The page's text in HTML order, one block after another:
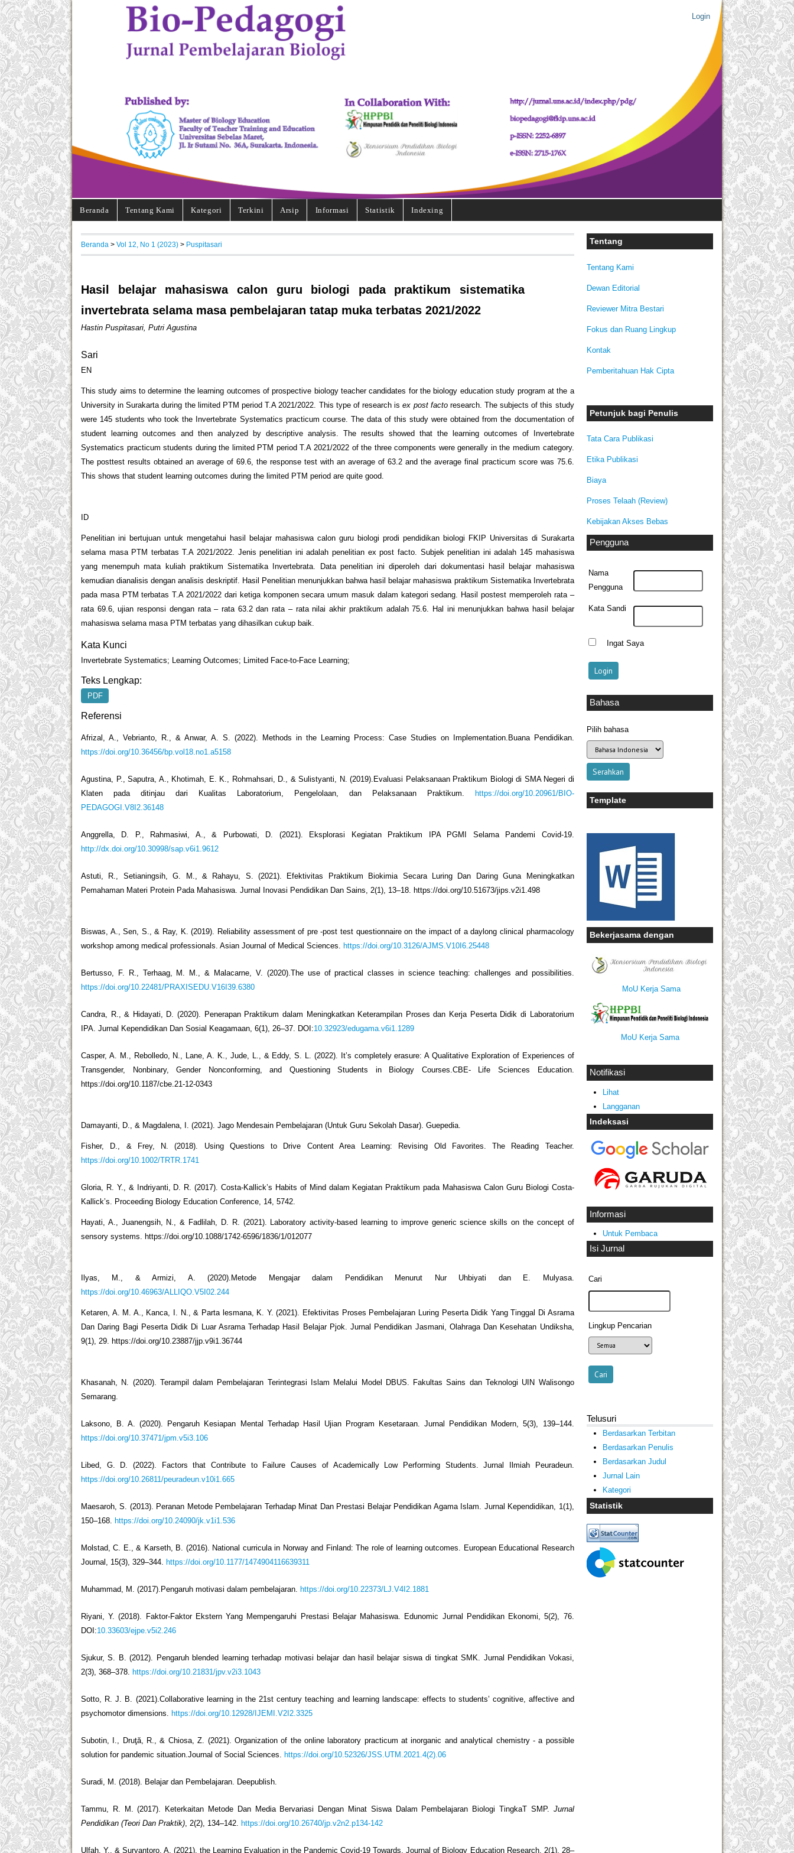
Login
Beranda Tentang Kami Kategori Terkini Arsip Informasi Statistik Indexing
Tentang
Tentang Kami
Dewan Editorial
Reviewer Mitra Bestari
Fokus dan Ruang Lingkup
Kontak
Pemberitahuan Hak Cipta
Petunjuk bagi Penulis
Tata Cara Publikasi
Etika Publikasi
Biaya
Proses Telaah (Review)
Kebijakan Akses Bebas
Pengguna
Nama
Pengguna
Kata Sandi
Ingat Saya
Bahasa
Pilih bahasa
Template
Bekerjasama dengan
MoU Kerja Sama
MoU Kerja Sama
Notifikasi
Lihat
Langganan
Indeksasi
Informasi
Untuk Pembaca
Isi Jurnal
Cari
Lingkup Pencarian
Telusuri
Berdasarkan Terbitan
Berdasarkan Penulis
Berdasarkan Judul
Jurnal Lain
Kategori
Statistik
Beranda > Vol 12, No 1 (2023) > Puspitasari
Hasil belajar mahasiswa calon guru biologi pada praktikum sistematika
invertebrata selama masa pembelajaran tatap muka terbatas 2021/2022
Hastin Puspitasari, Putri Agustina
Sari
EN
This study aims to determine the learning outcomes of prospective biology teacher candidates for the biology education study program at the a
University in Surakarta during the limited PTM period T.A 2021/2022. This type of research isex post factoresearch. The subjects of this study
were 145 students who took the Invertebrate Systematics practicum course. The data of this study were obtained from the documentation of
student learning outcomes and then analyzed by descriptive analysis. The results showed that the learning outcomes of Invertebrate
Systematics practicum students during the limited PTM period T.A 2021/2022 of the three components were generally in the medium category.
The posttest results obtained an average of 69.6, the response test with an average of 63.2 and the average final practicum score was 75.6.
This shows that student learning outcomes during the limited PTM period are quite good.
ID
Penelitian ini bertujuan untuk mengetahui hasil belajar mahasiswa calon guru biologi prodi pendidikan biologi FKIP Universitas di Surakarta
selama masa PTM terbatas T.A 2021/2022. Jenis penelitian ini adalah penelitian ex post facto. Subjek penelitian ini adalah 145 mahasiswa
yang menempuh mata kuliah praktikum Sistematika Invertebrata. Data penelitian ini diperoleh dari dokumentasi hasil belajar mahasiswa
kemudian dianalisis dengan analisis deskriptif. Hasil Penelitian menunjukkan bahwa hasil belajar mahasiswa praktikum Sistematika Invertebrata
pada masa PTM terbatas T.A 2021/2022 dari ketiga komponen secara umum masuk dalam kategori sedang. Hasil postest memperoleh rata –
rata 69.6, ujian responsi dengan rata – rata 63.2 dan rata – rata nilai akhir praktikum adalah 75.6. Hal ini menunjukkan bahwa hasil belajar
mahasiswa selama masa PTM terbatas yang dihasilkan cukup baik.
Kata Kunci
Invertebrate Systematics; Learning Outcomes; Limited Face-to-Face Learning;
Teks Lengkap:
PDF
Referensi
Afrizal, A., Vebrianto, R., & Anwar, A. S. (2022). Methods in the Learning Process: Case Studies on Implementation.Buana Pendidikan.
https://doi.org/10.36456/bp.vol18.no1.a5158
Agustina, P., Saputra, A., Khotimah, E. K., Rohmahsari, D., & Sulistyanti, N. (2019).Evaluasi Pelaksanaan Praktikum Biologi di SMA Negeri di
Klaten pada ditinjau dari Kualitas Laboratorium, Pengelolaan, dan Pelaksanaan Praktikum.
https://doi.org/10.20961/BIO-
PEDAGOGI.V8I2.36148
Anggrella, D. P., Rahmasiwi, A., & Purbowati, D. (2021). Eksplorasi Kegiatan Praktikum IPA PGMI Selama Pandemi Covid-19.
http://dx.doi.org/10.30998/sap.v6i1.9612
Astuti, R., Setianingsih, G. M., & Rahayu, S. (2021). Efektivitas Praktikum Biokimia Secara Luring Dan Daring Guna Meningkatkan
Pemahaman Materi Protein Pada Mahasiswa. Jurnal Inovasi Pendidikan Dan Sains, 2(1), 13–18. https://doi.org/10.51673/jips.v2i1.498
Biswas, A., Sen, S., & Ray, K. (2019). Reliability assessment of pre -post test questionnaire on the impact of a daylong clinical pharmacology
workshop among medical professionals. Asian Journal of Medical Sciences. https://doi.org/10.3126/AJMS.V10I6.25448
Bertusso, F. R., Terhaag, M. M., & Malacarne, V. (2020).The use of practical classes in science teaching: challenges and possibilities.
https://doi.org/10.22481/PRAXISEDU.V16I39.6380
Candra, R., & Hidayati, D. (2020). Penerapan Praktikum dalam Meningkatkan Keterampilan Proses dan Kerja Peserta Didik di Laboratorium
IPA. Jurnal Kependidikan Dan Sosial Keagamaan, 6(1), 26–37. DOI:10.32923/edugama.v6i1.1289
Casper, A. M., Rebolledo, N., Lane, A. K., Jude, L., & Eddy, S. L. (2022). It’s completely erasure: A Qualitative Exploration of Experiences of
Transgender, Nonbinary, Gender Nonconforming, and Questioning Students in Biology Courses.CBE- Life Sciences Education.
https://doi.org/10.1187/cbe.21-12-0343
Damayanti, D., & Magdalena, I. (2021). Jago Mendesain Pembelajaran (Untuk Guru Sekolah Dasar). Guepedia.
Fisher, D., & Frey, N. (2018). Using Questions to Drive Content Area Learning: Revising Old Favorites. The Reading Teacher.
https://doi.org/10.1002/TRTR.1741
Gloria, R. Y., & Indriyanti, D. R. (2017). Costa-Kallick’s Habits of Mind dalam Kegiatan Praktikum pada Mahasiswa Calon Guru Biologi Costa-
Kallick’s. Proceeding Biology Education Conference, 14, 5742.
Hayati, A., Juanengsih, N., & Fadlilah, D. R. (2021). Laboratory activity-based learning to improve generic science skills on the concept of
sensory systems. https://doi.org/10.1088/1742-6596/1836/1/012077
Ilyas, M., & Armizi, A. (2020).Metode Mengajar dalam Pendidikan Menurut Nur Uhbiyati dan E. Mulyasa.
https://doi.org/10.46963/ALLIQO.V5I02.244
Ketaren, A. M. A., Kanca, I. N., & Parta lesmana, K. Y. (2021). Efektivitas Proses Pembelajaran Luring Peserta Didik Yang Tinggal Di Asrama
Dan Daring Bagi Peserta Didik Di Luar Asrama Terhadap Hasil Belajar Pjok. Jurnal Pendidikan Jasmani, Olahraga Dan Kesehatan Undiksha,
9(1), 29. https://doi.org/10.23887/jjp.v9i1.36744
Khasanah, N. (2020). Terampil dalam Pembelajaran Terintegrasi Islam Melalui Model DBUS. Fakultas Sains dan Teknologi UIN Walisongo
Semarang.
Laksono, B. A. (2020). Pengaruh Kesiapan Mental Terhadap Hasil Ujian Program Kesetaraan. Jurnal Pendidikan Modern, 5(3), 139–144.
https://doi.org/10.37471/jpm.v5i3.106
Libed, G. D. (2022). Factors that Contribute to Failure Causes of Academically Low Performing Students. Jurnal Ilmiah Peuradeun.
https://doi.org/10.26811/peuradeun.v10i1.665
Maesaroh, S. (2013). Peranan Metode Pembelajaran Terhadap Minat Dan Prestasi Belajar Pendidikan Agama Islam. Jurnal Kependidikan, 1(1),
150–168. https://doi.org/10.24090/jk.v1i1.536
Molstad, C. E., & Karseth, B. (2016). National curricula in Norway and Finland: The role of learning outcomes. European Educational Research
Journal, 15(3), 329–344. https://doi.org/10.1177/1474904116639311
Muhammad, M. (2017).Pengaruh motivasi dalam pembelajaran. https://doi.org/10.22373/LJ.V4I2.1881
Riyani, Y. (2018). Faktor-Faktor Ekstern Yang Mempengaruhi Prestasi Belajar Mahasiswa. Edunomic Jurnal Pendidikan Ekonomi, 5(2), 76.
DOI:10.33603/ejpe.v5i2.246
Sjukur, S. B. (2012). Pengaruh blended learning terhadap motivasi belajar dan hasil belajar siswa di tingkat SMK. Jurnal Pendidikan Vokasi,
2(3), 368–378. https://doi.org/10.21831/jpv.v2i3.1043
Sotto, R. J. B. (2021).Collaborative learning in the 21st century teaching and learning landscape: effects to students’ cognitive, affective and
psychomotor dimensions. https://doi.org/10.12928/IJEMI.V2I2.3325
Subotin, I., Druţă, R., & Chiosa, Z. (2021). Organization of the online laboratory practicum at inorganic and analytical chemistry - a possible
solution for pandemic situation.Journal of Social Sciences. https://doi.org/10.52326/JSS.UTM.2021.4(2).06
Suradi, M. (2018). Belajar dan Pembelajaran. Deepublish.
Tammu, R. M. (2017). Keterkaitan Metode Dan Media Bervariasi Dengan Minat Siswa Dalam Pembelajaran Biologi TingkaT SMP. Jurnal
Pendidikan (Teori Dan Praktik), 2(2), 134–142. https://doi.org/10.26740/jp.v2n2.p134-142
Ulfah, Y., & Suryantoro, A. (2021). the Learning Evaluation in the Pandemic Covid-19 Towards. Journal of Biology Education Research, 2(1), 28–